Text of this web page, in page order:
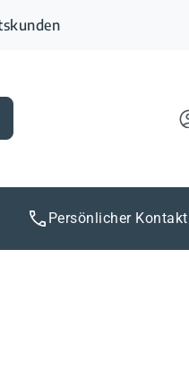
Persönlicher